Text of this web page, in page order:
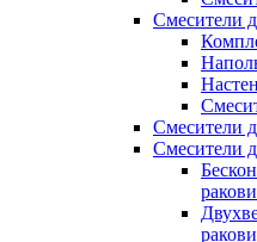
Смесители
Смесители
Смесители